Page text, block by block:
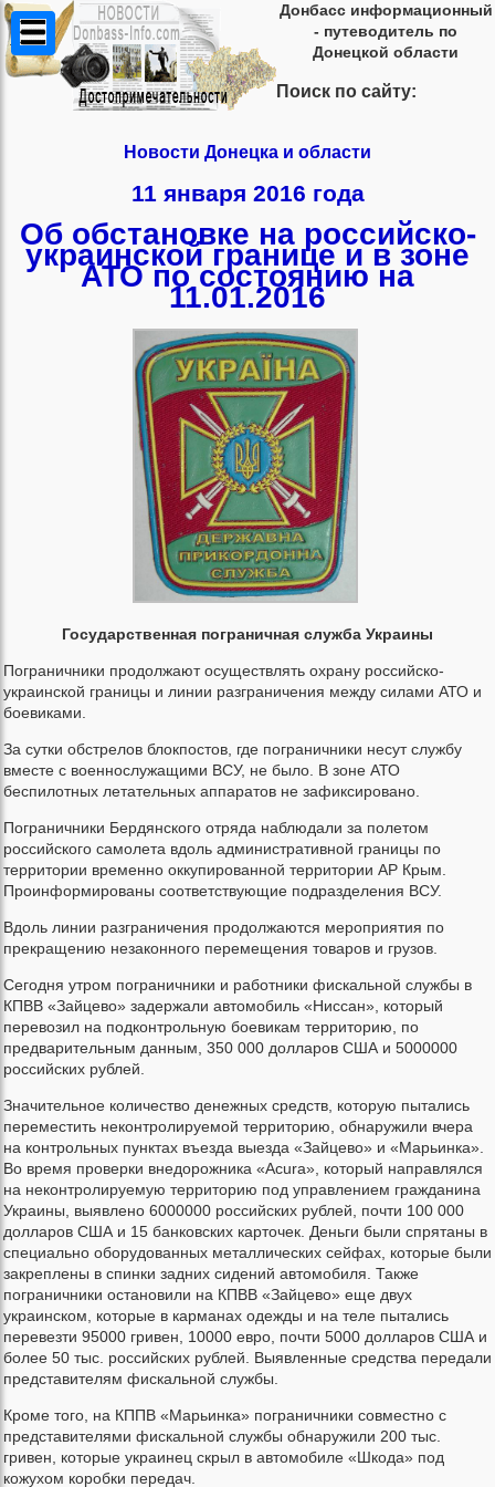
Донбасс информационный
- путеводитель по
Донецкой области
Поиск по сайту:
Новости Донецка и области
11 января 2016 года
Об обстановке на российско-
украинской границе и в зоне
АТО по состоянию на
11.01.2016
Государственная пограничная служба Украины
Пограничники продолжают осуществлять охрану российско-
украинской границы и линии разграничения между силами АТО и
боевиками.
За сутки обстрелов блокпостов, где пограничники несут службу
вместе с военнослужащими ВСУ, не было. В зоне АТО
беспилотных летательных аппаратов не зафиксировано.
Пограничники Бердянского отряда наблюдали за полетом
российского самолета вдоль административной границы по
территории временно оккупированной территории АР Крым.
Проинформированы соответствующие подразделения ВСУ.
Вдоль линии разграничения продолжаются мероприятия по
прекращению незаконного перемещения товаров и грузов.
Сегодня утром пограничники и работники фискальной службы в
КПВВ «Зайцево» задержали автомобиль «Ниссан», который
перевозил на подконтрольную боевикам территорию, по
предварительным данным, 350 000 долларов США и 5000000
российских рублей.
Значительное количество денежных средств, которую пытались
переместить неконтролируемой территорию, обнаружили вчера
на контрольных пунктах въезда выезда «Зайцево» и «Марьинка».
Во время проверки внедорожника «Acura», который направлялся
на неконтролируемую территорию под управлением гражданина
Украины, выявлено 6000000 российских рублей, почти 100 000
долларов США и 15 банковских карточек. Деньги были спрятаны в
специально оборудованных металлических сейфах, которые были
закреплены в спинки задних сидений автомобиля. Также
пограничники остановили на КПВВ «Зайцево» еще двух
украинском, которые в карманах одежды и на теле пытались
перевезти 95000 гривен, 10000 евро, почти 5000 долларов США и
более 50 тыс. российских рублей. Выявленные средства передали
представителям фискальной службы.
Кроме того, на КППВ «Марьинка» пограничники совместно с
представителями фискальной службы обнаружили 200 тыс.
гривен, которые украинец скрыл в автомобиле «Шкода» под
кожухом коробки передач.